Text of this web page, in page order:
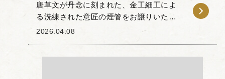
唐草文が丹念に刻まれた、金工細工によ
る洗練された意匠の煙管をお譲りいただ
きました。 本作は、金属部分である吸口
2026.04.08